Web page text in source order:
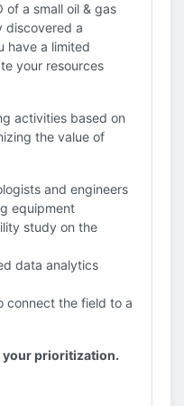
of a small oil & gas
discovered a
have a limited
your resources
activities based on
the value of
and engineers
equipment
study on the
data analytics
connect the field to a
your prioritization.